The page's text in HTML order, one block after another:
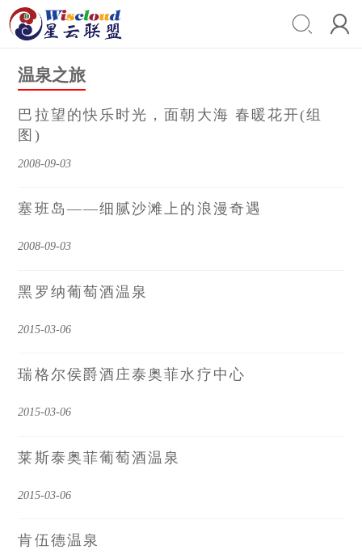
 
温泉之旅
巴拉望的快乐时光，面朝大海 春暖花开(组
图)
2008-09-03
塞班岛――细腻沙滩上的浪漫奇遇
2008-09-03
黑罗纳葡萄酒温泉
2015-03-06
瑞格尔侯爵酒庄泰奥菲水疗中心
2015-03-06
莱斯泰奥菲葡萄酒温泉
2015-03-06
肯伍德温泉